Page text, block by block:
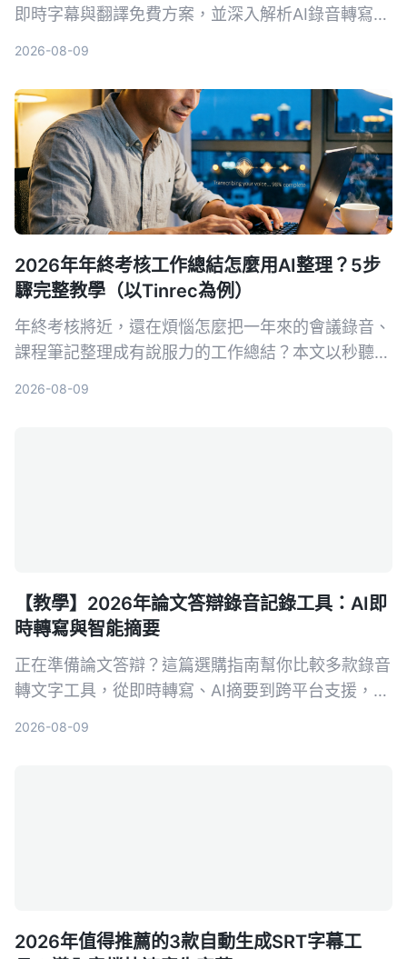
即時字幕與翻譯免費方案，並深入解析AI錄音轉寫工
2026-08-09
2026年年終考核工作總結怎麼用AI整理？5步
驟完整教學（以Tinrec為例）
年終考核將近，還在煩惱怎麼把一年來的會議錄音、
課程筆記整理成有說服力的工作總結？本文以秒聽錄
2026-08-09
【教學】2026年論文答辯錄音記錄工具：AI即
時轉寫與智能摘要
正在準備論文答辯？這篇選購指南幫你比較多款錄音
轉文字工具，從即時轉寫、AI摘要到跨平台支援，推
2026-08-09
2026年值得推薦的3款自動生成SRT字幕工